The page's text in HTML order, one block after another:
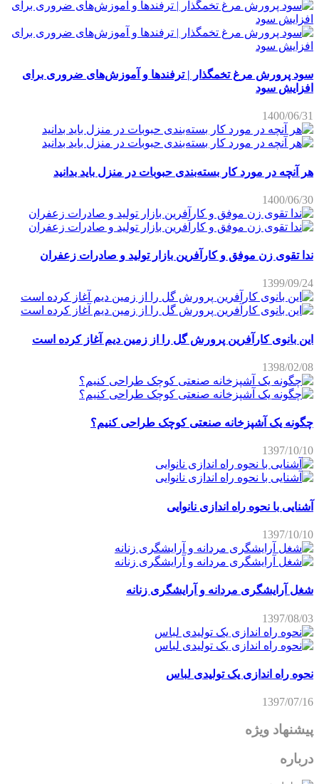
سود پرورش مرغ تخمگذار | ترفندها و آموزش‌های ضروری برای
افزایش سود
1400/06/31
هر آنچه در مورد کار بسته‌بندی حبوبات در منزل باید بدانید
1400/06/30
ندا تقوی زن موفق و کارآفرین بازار تولید و صادرات زعفران
1399/09/24
این بانوی کارآفرین پرورش گل را از زمین دیم آغاز کرده است
1398/02/08
چگونه یک آشپزخانه صنعتی کوچک طراحی کنیم؟
1397/10/10
آشنایی با نحوه راه اندازی نانوایی
1397/10/10
شغل آرایشگری مردانه و آرایشگری زنانه
1397/08/03
نحوه راه اندازی یک تولیدی لباس
1397/07/16
پیشنهاد ویژه
درباره